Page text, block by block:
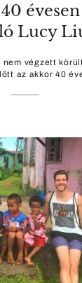
Lucy
végzett
az akkor 40